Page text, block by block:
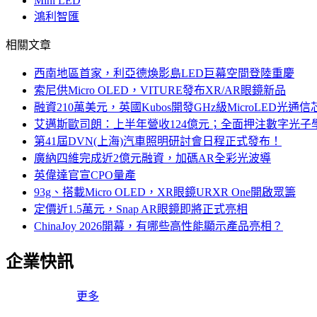
鴻利智匯
相關文章
西南地區首家，利亞德煥影島LED巨幕空間登陸重慶
索尼供Micro OLED，VITURE發布XR/AR眼鏡新品
融資210萬美元，英國Kubos開發GHz級MicroLED光通信
艾邁斯歐司朗：上半年營收124億元；全面押注數字光子
第41屆DVN(上海)汽車照明研討會日程正式發布！
廣納四維完成近2億元融資，加碼AR全彩光波導
英偉達官宣CPO量產
93g、搭載Micro OLED，XR眼鏡URXR One開啟眾籌
定價近1.5萬元，Snap AR眼鏡即將正式亮相
ChinaJoy 2026開幕，有哪些高性能顯示產品亮相？
企業快訊
更多